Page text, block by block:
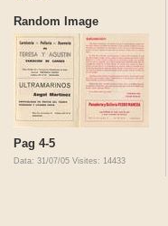
Random Image
Pag 4-5
Data: 31/07/05 Visites: 14433